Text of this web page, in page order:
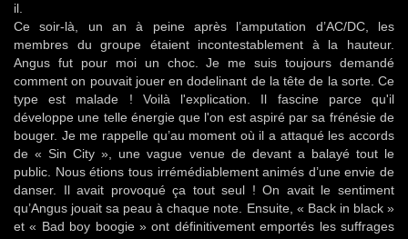
il.
Ce soir-là, un an à peine après l’amputation d’AC/DC, les
membres du groupe étaient incontestablement à la hauteur.
Angus fut pour moi un choc. Je me suis toujours demandé
comment on pouvait jouer en dodelinant de la tête de la sorte. Ce
type est malade ! Voilà l'explication. Il fascine parce qu'il
développe une telle énergie que l'on est aspiré par sa frénésie de
bouger. Je me rappelle qu’au moment où il a attaqué les accords
de « Sin City », une vague venue de devant a balayé tout le
public. Nous étions tous irrémédiablement animés d’une envie de
danser. Il avait provoqué ça tout seul ! On avait le sentiment
qu’Angus jouait sa peau à chaque note. Ensuite, « Back in black »
et « Bad boy boogie » ont définitivement emportés les suffrages